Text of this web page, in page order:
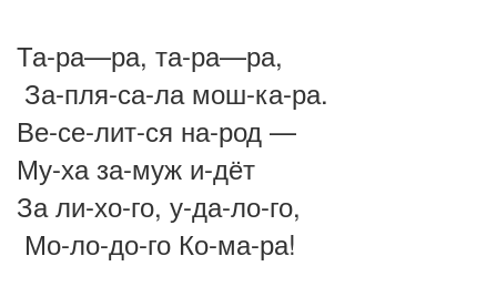
Та-ра—ра, та-ра—ра,
За-пля-са-ла мош-ка-ра.
Ве-се-лит-ся на-род —
Му-ха за-муж и-дёт
За ли-хо-го, у-да-ло-го,
Мо-ло-до-го Ко-ма-ра!